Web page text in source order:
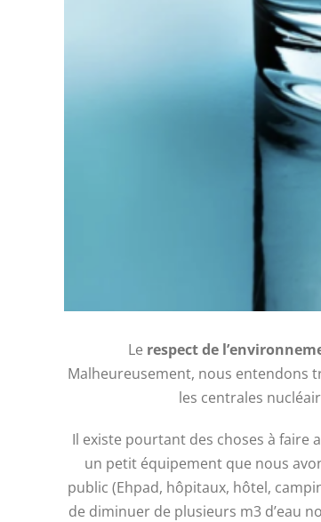
Le respect de
Malheureusement, nous entendons
les centrales
Il existe pourtant des choses à faire
un petit équipement que nous
public (Ehpad, hôpitaux, hôtel,
de diminuer de plusieurs m3 d’eau